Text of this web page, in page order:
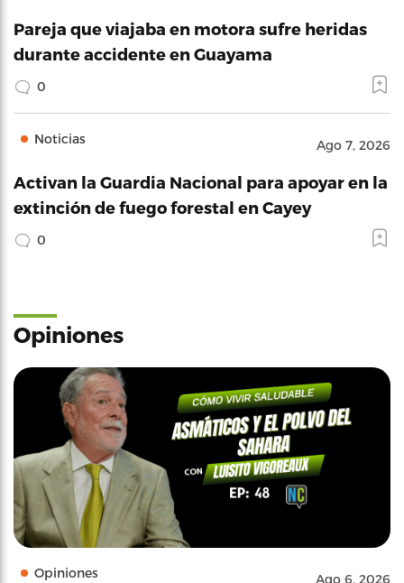
Pareja que viajaba en motora sufre heridas
durante accidente en Guayama
0
Noticias Ago 7, 2026
Activan la Guardia Nacional para apoyar en la
extinción de fuego forestal en Cayey
0
Opiniones
Opiniones Ago 6, 2026